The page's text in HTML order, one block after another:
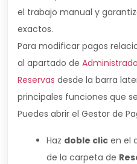
el trabajo manual y
exactos.
Para modificar pagos
al apartado de
Reservas desde la barra
principales funciones que
Puedes abrir el Gestor de
Haz doble clic en el
de la carpeta de